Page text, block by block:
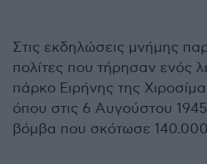
Στις εκδηλώσεις μνήμης
πολίτες που τήρησαν ενός
πάρκο Ειρήνης της
όπου στις 6 Αυγούστου
βόμβα που σκότωσε